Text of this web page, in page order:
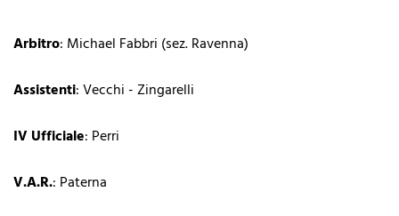
Arbitro: Michael Fabbri (sez. Ravenna)
Assistenti: Vecchi - Zingarelli
IV Ufficiale: Perri
V.A.R.: Paterna